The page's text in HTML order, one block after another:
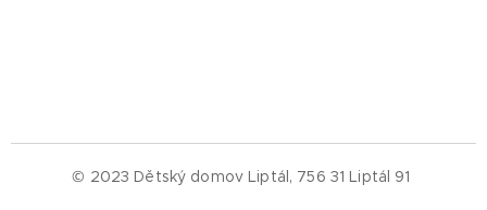
© 2023 Dětský domov Liptál, 756 31 Liptál 91